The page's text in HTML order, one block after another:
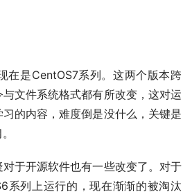
在是CentOS7系列。这两个版本跨
文件系统格式都有所改变，这对运
的内容，难度倒是没什么，关键是
于开源软件也有一些改变了。对于
系列上运行的，现在渐渐的被淘汰